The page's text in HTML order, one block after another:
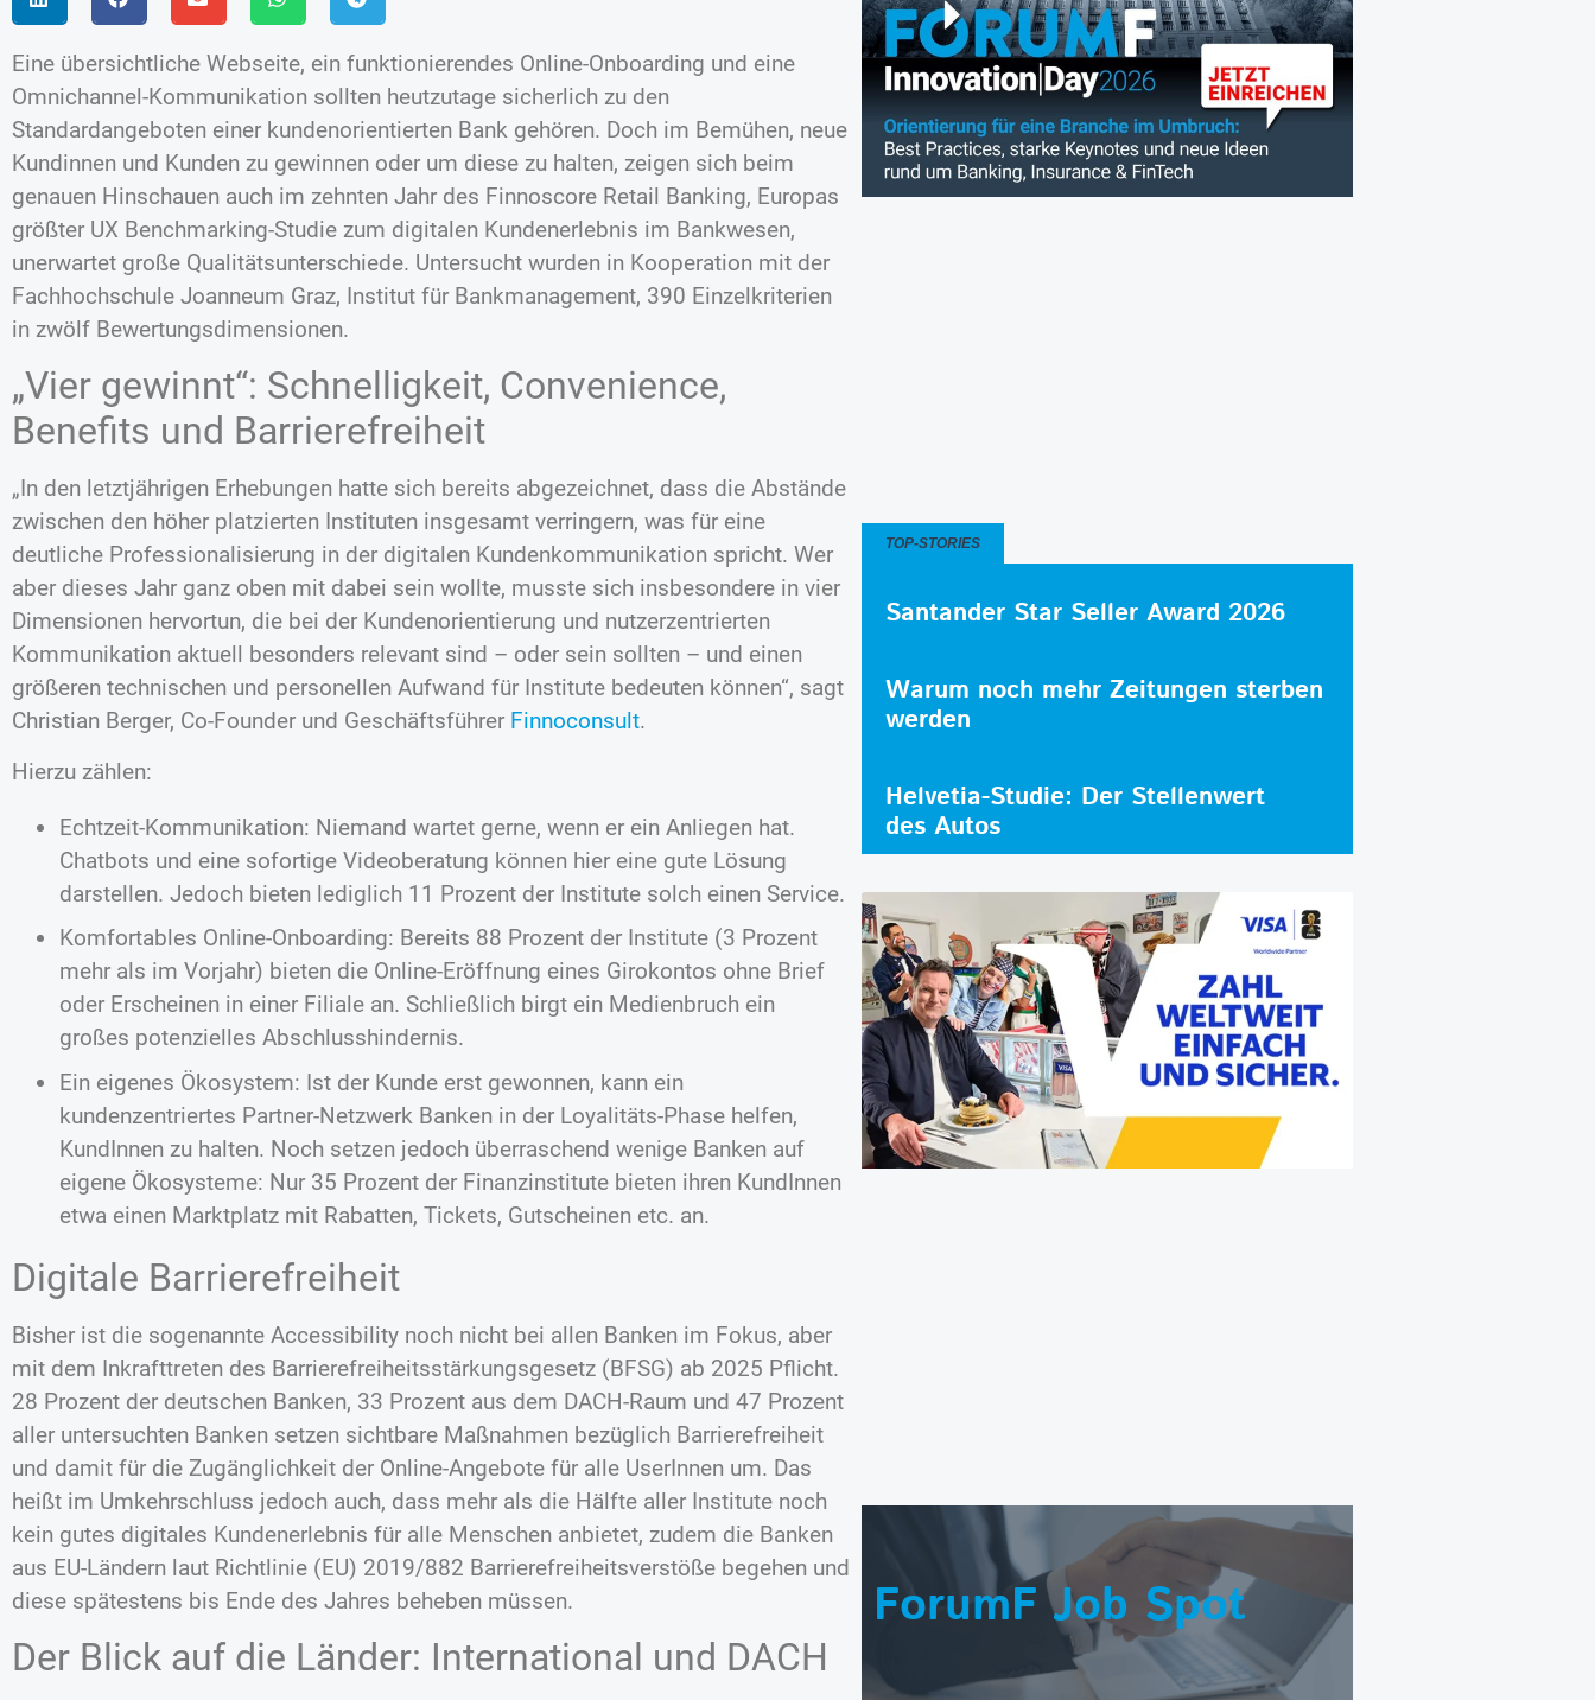
Eine übersichtliche Webseite, ein funktionierendes Online-Onboarding und eine
Omnichannel-Kommunikation sollten heutzutage sicherlich zu den
Standardangeboten einer kundenorientierten Bank gehören. Doch im Bemühen, neue
Kundinnen und Kunden zu gewinnen oder um diese zu halten, zeigen sich beim
genauen Hinschauen auch im zehnten Jahr des Finnoscore Retail Banking, Europas
größter UX Benchmarking-Studie zum digitalen Kundenerlebnis im Bankwesen,
unerwartet große Qualitätsunterschiede. Untersucht wurden in Kooperation mit der
Fachhochschule Joanneum Graz, Institut für Bankmanagement, 390 Einzelkriterien
in zwölf Bewertungsdimensionen.
„Vier gewinnt“: Schnelligkeit, Convenience,
Benefits und Barrierefreiheit
„In den letztjährigen Erhebungen hatte sich bereits abgezeichnet, dass die Abstände
zwischen den höher platzierten Instituten insgesamt verringern, was für eine
deutliche Professionalisierung in der digitalen Kundenkommunikation spricht. Wer
aber dieses Jahr ganz oben mit dabei sein wollte, musste sich insbesondere in vier
Dimensionen hervortun, die bei der Kundenorientierung und nutzerzentrierten
Kommunikation aktuell besonders relevant sind – oder sein sollten – und einen
größeren technischen und personellen Aufwand für Institute bedeuten können“, sagt
Christian Berger, Co-Founder und Geschäftsführer Finnoconsult.
Hierzu zählen:
Echtzeit-Kommunikation: Niemand wartet gerne, wenn er ein Anliegen hat.
Chatbots und eine sofortige Videoberatung können hier eine gute Lösung
darstellen. Jedoch bieten lediglich 11 Prozent der Institute solch einen Service.
Komfortables Online-Onboarding: Bereits 88 Prozent der Institute (3 Prozent
mehr als im Vorjahr) bieten die Online-Eröffnung eines Girokontos ohne Brief
oder Erscheinen in einer Filiale an. Schließlich birgt ein Medienbruch ein
großes potenzielles Abschlusshindernis.
Ein eigenes Ökosystem: Ist der Kunde erst gewonnen, kann ein
kundenzentriertes Partner-Netzwerk Banken in der Loyalitäts-Phase helfen,
KundInnen zu halten. Noch setzen jedoch überraschend wenige Banken auf
eigene Ökosysteme: Nur 35 Prozent der Finanzinstitute bieten ihren KundInnen
etwa einen Marktplatz mit Rabatten, Tickets, Gutscheinen etc. an.
Digitale Barrierefreiheit
Bisher ist die sogenannte Accessibility noch nicht bei allen Banken im Fokus, aber
mit dem Inkrafttreten des Barrierefreiheitsstärkungsgesetz (BFSG) ab 2025 Pflicht.
28 Prozent der deutschen Banken, 33 Prozent aus dem DACH-Raum und 47 Prozent
aller untersuchten Banken setzen sichtbare Maßnahmen bezüglich Barrierefreiheit
und damit für die Zugänglichkeit der Online-Angebote für alle UserInnen um. Das
heißt im Umkehrschluss jedoch auch, dass mehr als die Hälfte aller Institute noch
kein gutes digitales Kundenerlebnis für alle Menschen anbietet, zudem die Banken
aus EU-Ländern laut Richtlinie (EU) 2019/882 Barrierefreiheitsverstöße begehen und
diese spätestens bis Ende des Jahres beheben müssen.
Der Blick auf die Länder: International und DACH
TOP-STORIES
Santander Star Seller Award 2026
Warum noch mehr Zeitungen sterben
werden
Helvetia-Studie: Der Stellenwert
des Autos
ForumF Job Spot